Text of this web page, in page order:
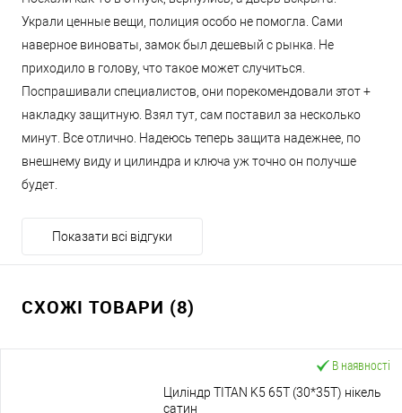
Украли ценные вещи, полиция особо не помогла. Сами
наверное виноваты, замок был дешевый с рынка. Не
приходило в голову, что такое может случиться.
Поспрашивали специалистов, они порекомендовали этот +
накладку защитную. Взял тут, сам поставил за несколько
минут. Все отлично. Надеюсь теперь защита надежнее, по
внешнему виду и цилиндра и ключа уж точно он получше
будет.
Показати всі відгуки
СХОЖІ ТОВАРИ (8)
В наявності
Циліндр TITAN K5 65T (30*35T) нікель
сатин